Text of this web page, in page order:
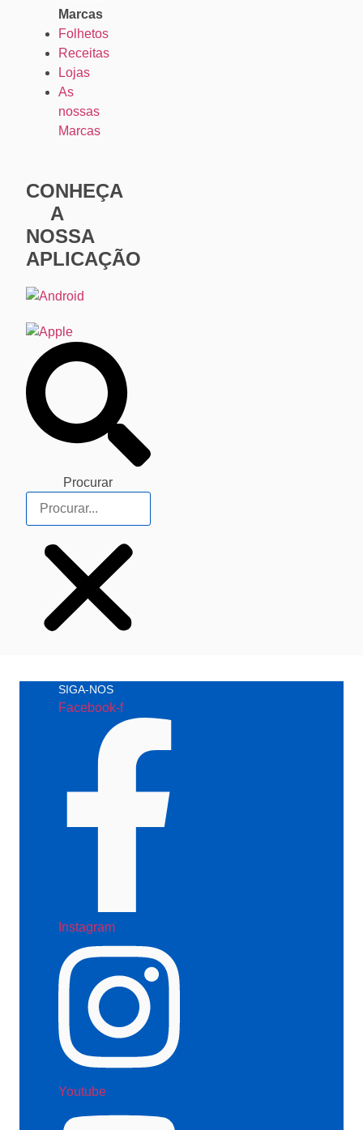
Marcas
Folhetos
Receitas
Lojas
As
nossas
Marcas
CONHEÇA
A
NOSSA
APLICAÇÃO
Procurar
SIGA-NOS
Facebook-f
Instagram
Youtube